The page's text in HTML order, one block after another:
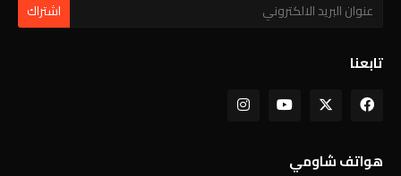
تابعنا
هواتف شاومي